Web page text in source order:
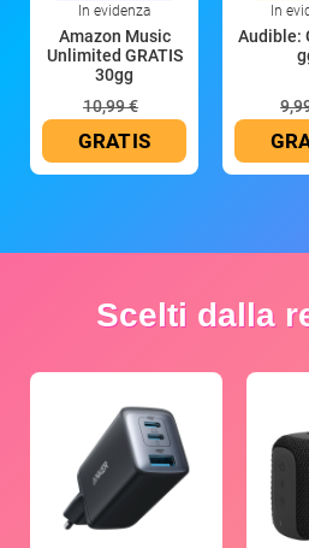
In evidenza
Amazon Music
Unlimited GRATIS
30gg
10,99 €
GRATIS
In
Audible:
Scelti dalla